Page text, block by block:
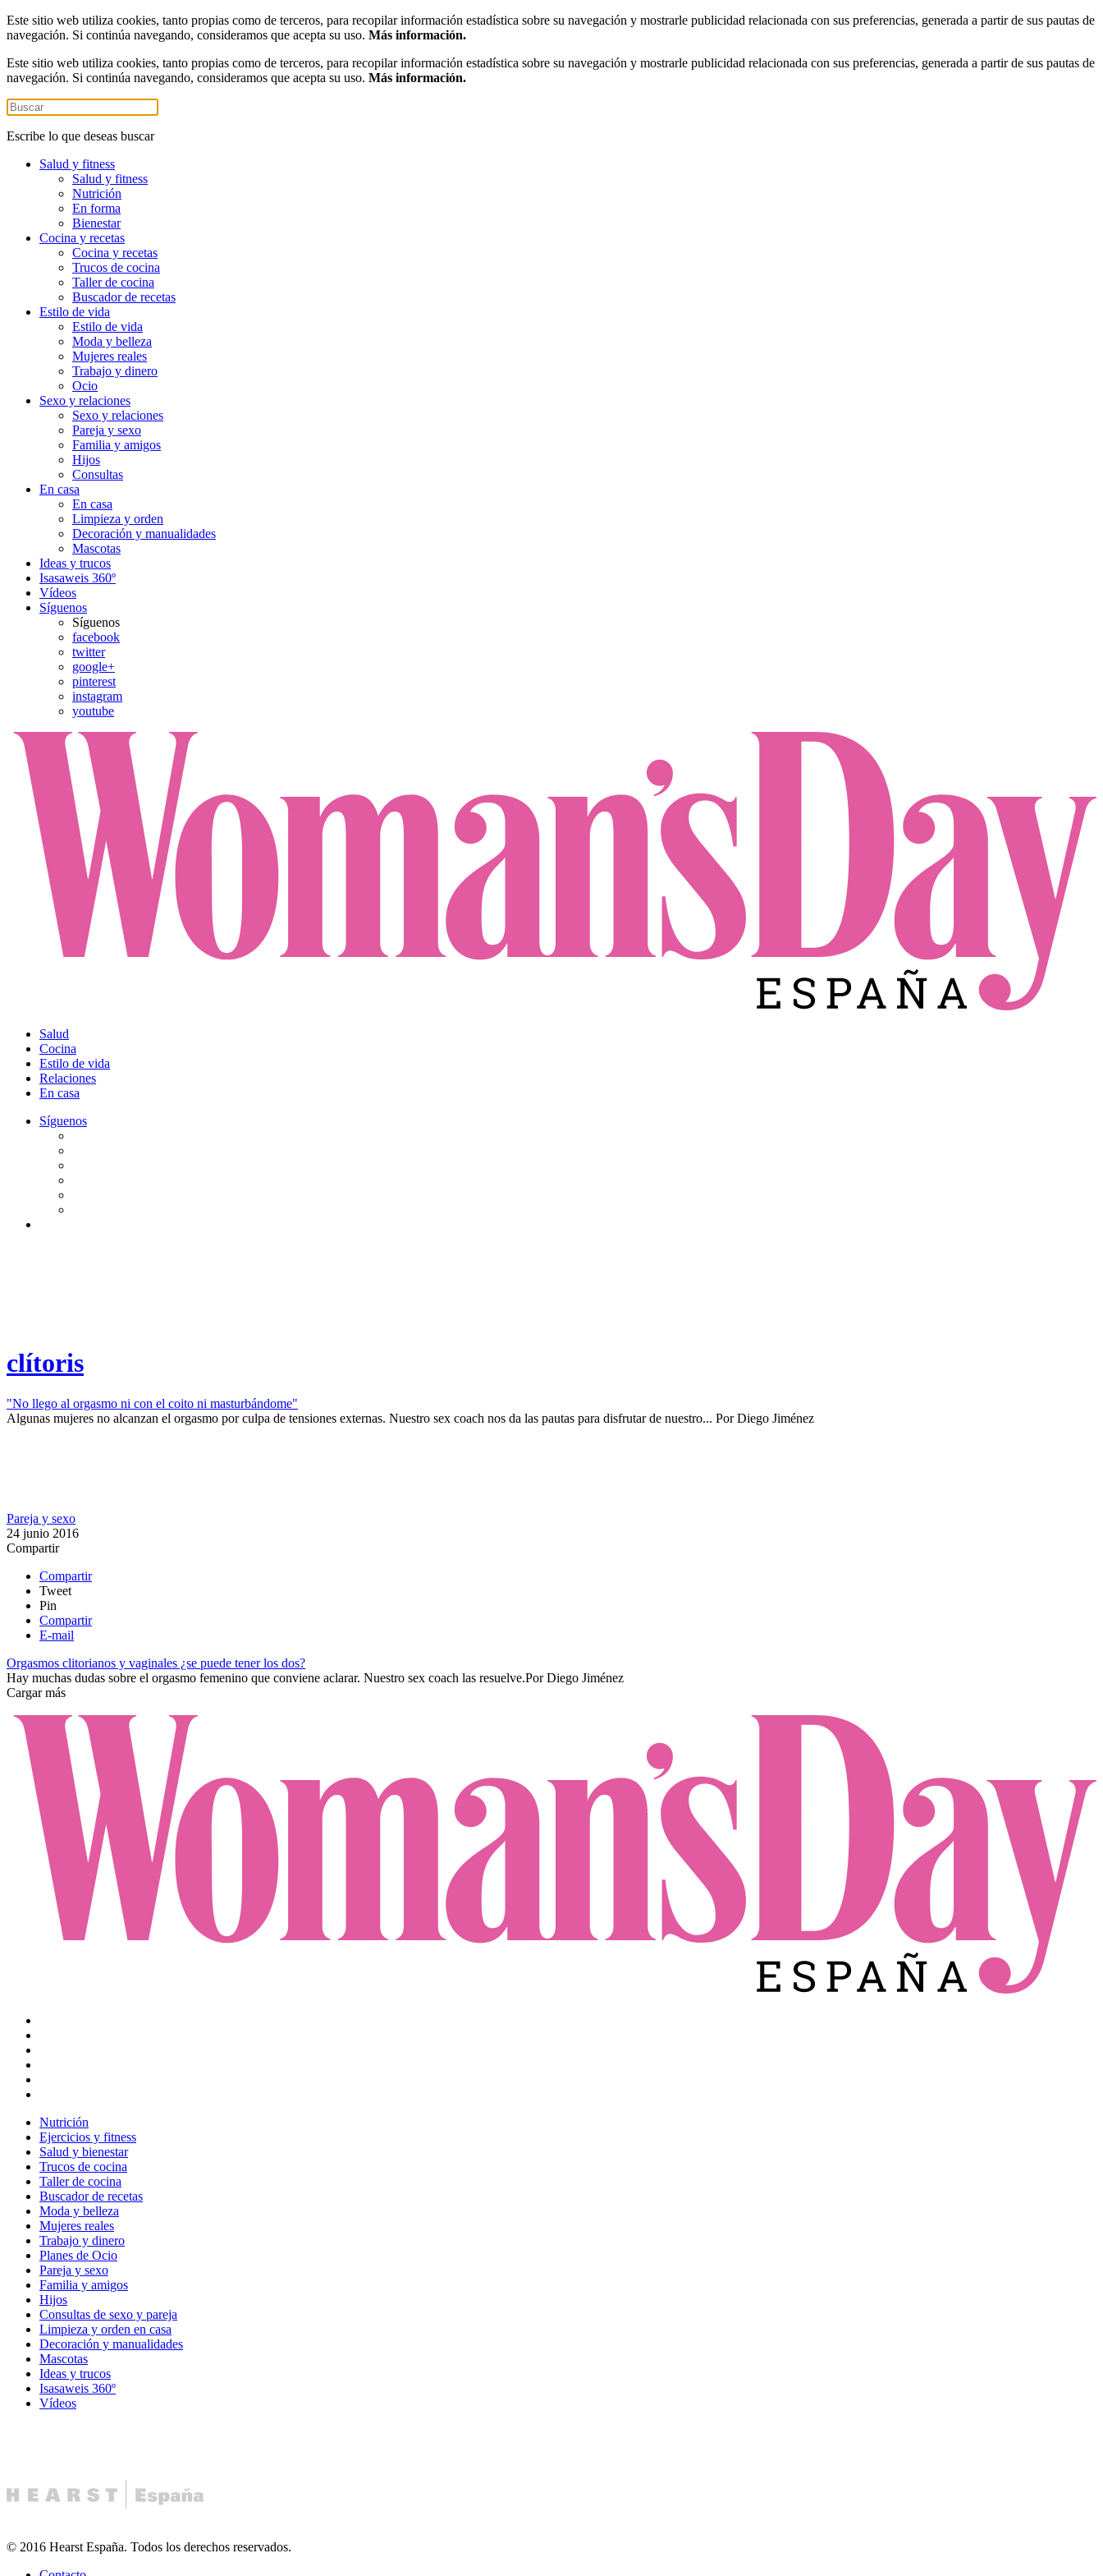
Este sitio web utiliza cookies, tanto propias como de terceros, para recopilar información estadística sobre su navegación y mostrarle publicidad relacionada con sus preferencias, generada a partir de sus pautas de
navegación. Si continúa navegando, consideramos que acepta su uso. Más información.
Este sitio web utiliza cookies, tanto propias como de terceros, para recopilar información estadística sobre su navegación y mostrarle publicidad relacionada con sus preferencias, generada a partir de sus pautas de
navegación. Si continúa navegando, consideramos que acepta su uso. Más información.
Escribe lo que deseas buscar
Salud y fitness
Salud y fitness
Nutrición
En forma
Bienestar
Cocina y recetas
Cocina y recetas
Trucos de cocina
Taller de cocina
Buscador de recetas
Estilo de vida
Estilo de vida
Moda y belleza
Mujeres reales
Trabajo y dinero
Ocio
Sexo y relaciones
Sexo y relaciones
Pareja y sexo
Familia y amigos
Hijos
Consultas
En casa
En casa
Limpieza y orden
Decoración y manualidades
Mascotas
Ideas y trucos
Isasaweis 360º
Vídeos
Síguenos
Síguenos
facebook
twitter
google+
pinterest
instagram
youtube
Salud
Cocina
Estilo de vida
Relaciones
En casa
Síguenos
clítoris
"No llego al orgasmo ni con el coito ni masturbándome"
Algunas mujeres no alcanzan el orgasmo por culpa de tensiones externas. Nuestro sex coach nos da las pautas para disfrutar de nuestro... PorDiego Jiménez
Pareja y sexo
24 junio 2016
Compartir
Compartir
Tweet
Pin
Compartir
E-mail
Orgasmos clitorianos y vaginales ¿se puede tener los dos?
Hay muchas dudas sobre el orgasmo femenino que conviene aclarar. Nuestro sex coach las resuelve.​PorDiego Jiménez
Cargar más
Nutrición
Ejercicios y fitness
Salud y bienestar
Trucos de cocina
Taller de cocina
Buscador de recetas
Moda y belleza
Mujeres reales
Trabajo y dinero
Planes de Ocio
Pareja y sexo
Familia y amigos
Hijos
Consultas de sexo y pareja
Limpieza y orden en casa
Decoración y manualidades
Mascotas
Ideas y trucos
Isasaweis 360º
Vídeos
© 2016 Hearst España. Todos los derechos reservados.